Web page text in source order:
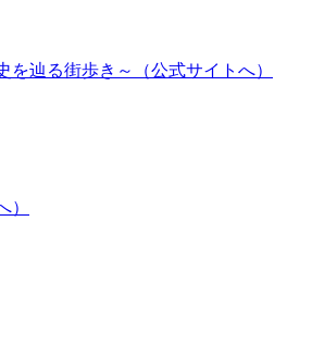
辿る街歩き～（公式サイトへ）
）